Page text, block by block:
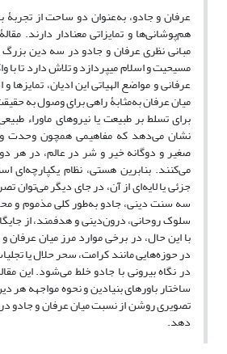
عرفان و جادو، به‌عنوان دو ساحت از تجربۀ
هم‌پوشانی‌ها و تمایزاتی معنادار دارند.
مبانی نظری عرفان و جادو در سه دین بزرگ
مسیحیت و اسلام میپردازد و تلاش دارد تا با
عرفانی و مواضع الهیاتی این ادیان،
میان عرفان به‌مثابۀ راهی برای وصول به
برای تسلط بر طبیعت یا نیروهای ماوراء
نشان می‌دهد که مفاهیمی همچون وحدت
صغیر و دوگانه خیر و شر در عالم، در هر
می‌کنند. بنابرین هستی، نظام یکپارچه‌ای
جزئی یا لایه‌ای از آن، در جای دیگر می‌‌توان
سه سنت دینی، جادو به‌طور کلی مذموم و
سلوک روحانی، درون‌دینی و هدفمند، از
با این حال، در برخی موارد مرز میان عرفان
در حوزه‌هایی مانند کرامت، سحر حلال یا
در نگاه بیرونی با جادو خلط می‌‌شود. این
ساختار باورهای بنیادین و نحوه مواجهه هر
تصویری روشن از نسبت میان عرفان و جادو
دهد.